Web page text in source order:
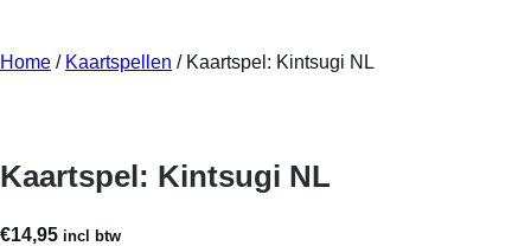
Home / Kaartspellen / Kaartspel: Kintsugi NL
Kaartspel: Kintsugi NL
€14,95 incl btw